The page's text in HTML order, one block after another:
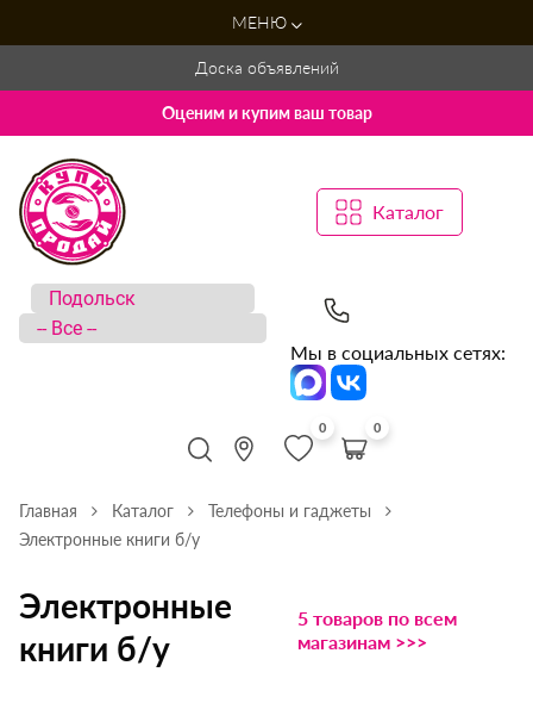
МЕНЮ
Доска объявлений
Оценим и купим ваш товар
Каталог
Мы в социальных сетях:
0 0
Главная Каталог
Телефоны и гаджеты
Электронные книги б/у
Электронные
книги б/у
5 товаров по всем
магазинам >>>